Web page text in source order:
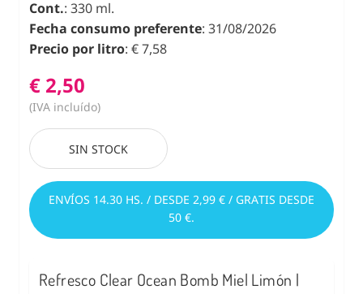
Cont.: 330 ml.
Fecha consumo preferente: 31/08/2026
Precio por litro: € 7,58
€ 2,50
(IVA incluído)
SIN STOCK
ENVÍOS 14.30 HS. / DESDE 2,99 € / GRATIS DESDE
50 €.
Refresco Clear Ocean Bomb Miel Limón |